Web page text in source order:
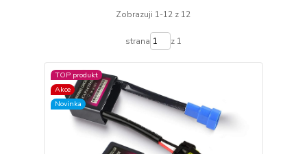
Zobrazuji 1-12 z 12
strana z 1
TOP produkt
Akce
Novinka